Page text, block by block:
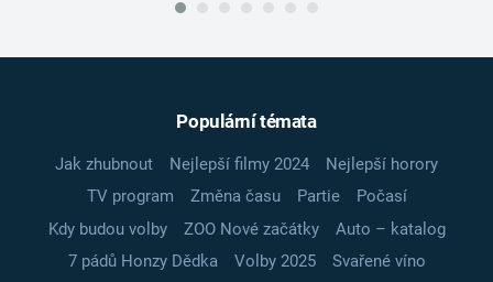
Populární témata
Jak zhubnout Nejlepší filmy 2024
Nejlepší horory
TV program
Změna času Partie
Počasí
Kdy budou volby
ZOO Nové začátky
Auto – katalog
7 pádů Honzy Dědka
Volby 2025
Svařené víno